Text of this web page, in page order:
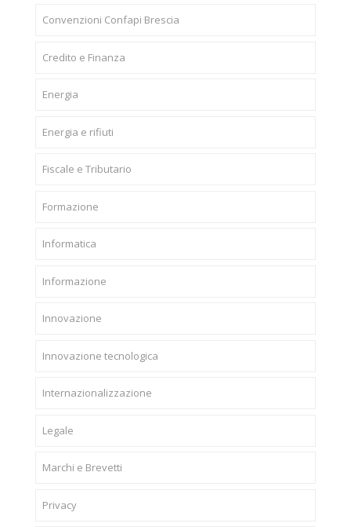
Convenzioni Confapi Brescia
Credito e Finanza
Energia
Energia e rifiuti
Fiscale e Tributario
Formazione
Informatica
Informazione
Innovazione
Innovazione tecnologica
Internazionalizzazione
Legale
Marchi e Brevetti
Privacy